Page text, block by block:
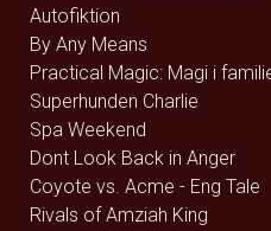
Autofiktion
By Any Means
Practical Magic: Magi i
Superhunden Charlie
Spa Weekend
Dont Look Back in Anger
Coyote vs. Acme - Eng Tale
Rivals of Amziah King